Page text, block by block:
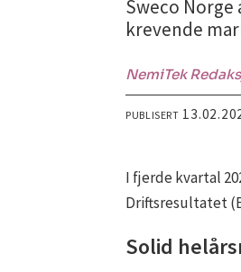
Sweco
krevende
NemiTek
PUBLISERT
I fjerde kvartal
Driftsresultatet
Solid